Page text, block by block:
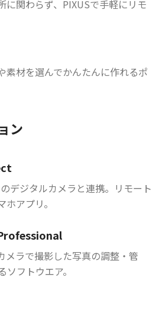
に関わらず、PIXUSで手軽にリモ
素材を選んでかんたんに作れるポ
ン
デジタルカメラと連携。リモート
アプリ。
メラで撮影した写真の調整・管
ソフトウエア。